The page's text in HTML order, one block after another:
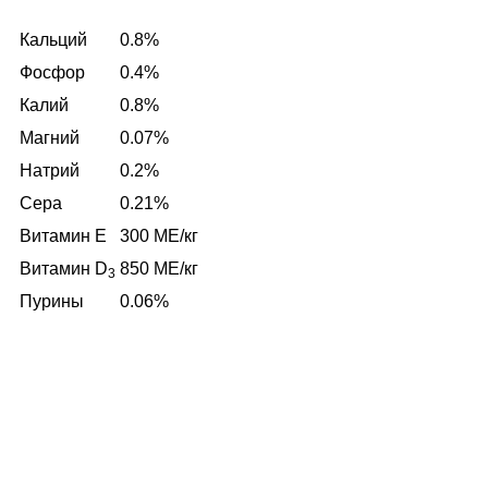
Кальций
0.8%
Фосфор
0.4%
Калий
0.8%
Магний
0.07%
Натрий
0.2%
Сера
0.21%
Витамин E
300 ME/кг
Витамин D3 850 ME/кг
Пурины
0.06%